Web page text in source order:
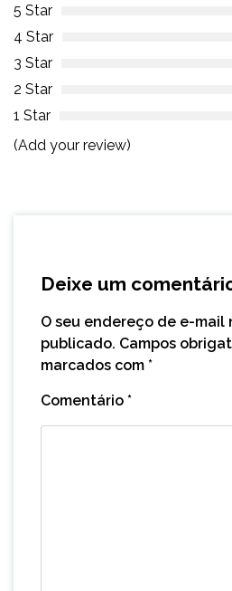
5 Star
4 Star
3 Star
2 Star
1 Star
(Add your review)
Deixe um
O seu endereço de e-mail
publicado. Campos
marcados com *
Comentário *